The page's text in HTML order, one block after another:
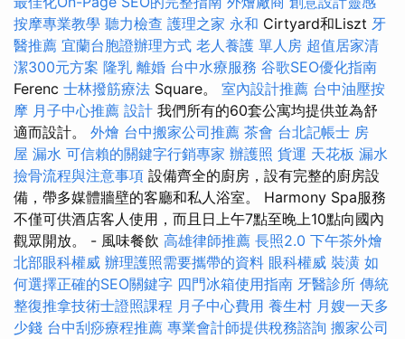
按摩專業教學 聽力檢查 護理之家 永和 Cirtyard和Liszt 牙
醫推薦 宜蘭台胞證辦理方式 老人養護 單人房 超值居家清
潔300元方案 隆乳 離婚 台中水療服務 谷歌SEO優化指南
Ferenc 士林撥筋療法 Square。 室內設計推薦 台中油壓按
摩 月子中心推薦 設計 我們所有的60套公寓均提供並為舒
適而設計。 外燴 台中搬家公司推薦 茶會 台北記帳士 房
屋 漏水 可信賴的關鍵字行銷專家 辦護照 貨運 天花板 漏水
撿骨流程與注意事項 設備齊全的廚房，設有完整的廚房設
備，帶多媒體牆壁的客廳和私人浴室。 Harmony Spa服務
不僅可供酒店客人使用，而且日上午7點至晚上10點向國內
觀眾開放。 - 風味餐飲 高雄律師推薦 長照2.0 下午茶外燴
北部眼科權威 辦理護照需要攜帶的資料 眼科權威 裝潢 如
何選擇正確的SEO關鍵字 四門冰箱使用指南 牙醫診所 傳統
整復推拿技術士證照課程 月子中心費用 養生村 月嫂一天多
少錢 台中刮痧療程推薦 專業會計師提供稅務諮詢 搬家公司